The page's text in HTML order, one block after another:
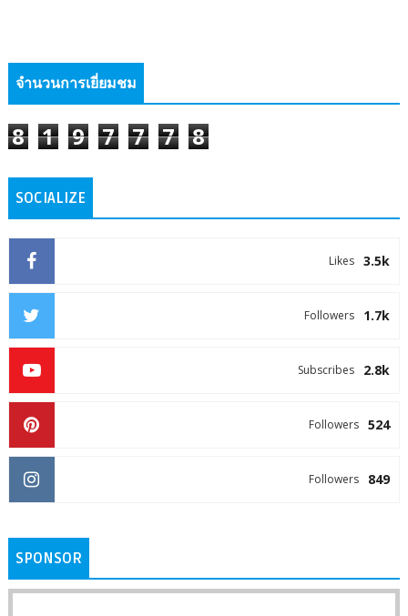
จำนวนการเยี่ยมชม
8 1 9 7 7 7 8
SOCIALIZE
3.5k
Likes
1.7k
Followers
2.8k
Subscribes
524
Followers
849
Followers
SPONSOR